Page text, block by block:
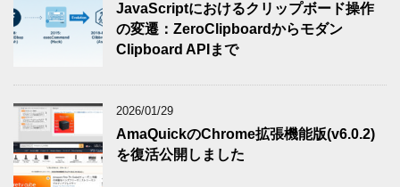
JavaScriptにおけるクリップボード操作
の変遷：ZeroClipboardからモダン
Clipboard APIまで
2026/01/29
AmaQuickのChrome拡張機能版(v6.0.2)
を復活公開しました